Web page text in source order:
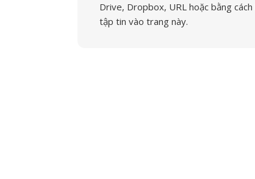
Drive, Dropbox, URL hoặc bằng cách
tập tin vào trang này.